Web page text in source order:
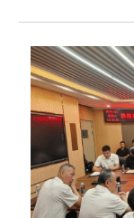
记、执行校长宋锐，
校友会代表，和百余
刻，为东北师范大学